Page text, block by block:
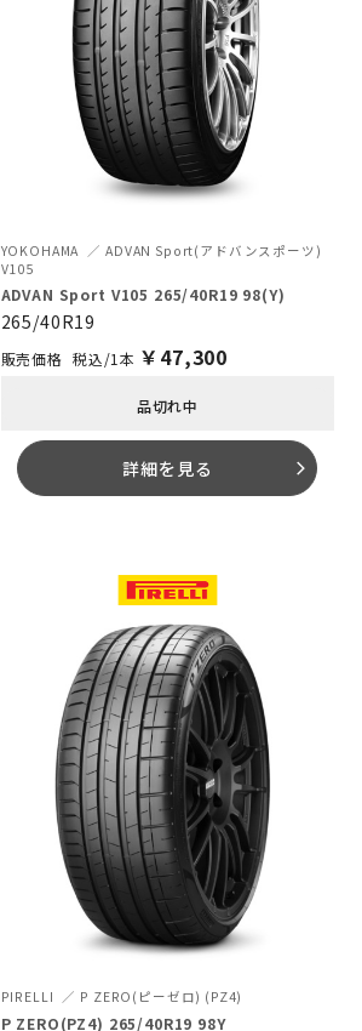
YOKOHAMA
ADVAN Sport(アドバンスポーツ)
V105
ADVAN Sport V105 265/40R19 98(Y)
265/40R19
税込/1本 ￥ 47,300
品切れ中
詳細を見る arrow_forward_ios
PIRELLI P ZERO(ピーゼロ) (PZ4)
P ZERO(PZ4) 265/40R19 98Y